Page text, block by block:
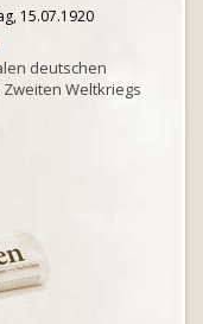
15.07.1920
deutschen
Weltkriegs